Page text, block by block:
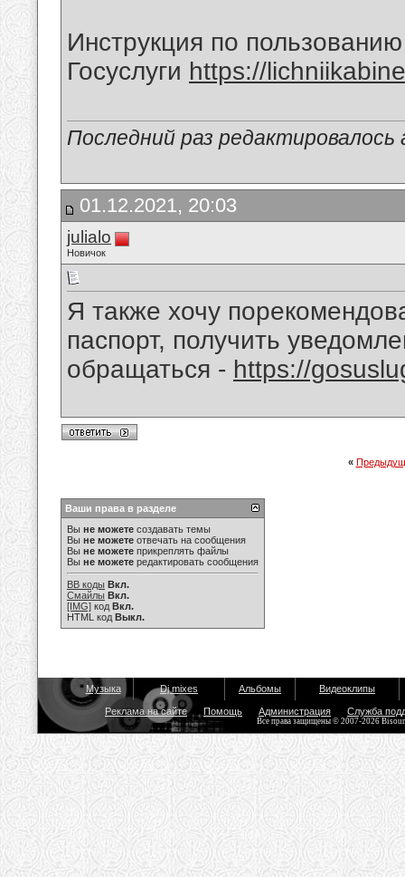
Инструкция по
Госуслуги https://
Последний раз редактировалось
01.12.2021, 20:03
julialo
Новичок
Я также хочу
паспорт, получить
обращаться - https://
«
Ваши права в разделе
Вы не можете создавать темы
Вы не можете отвечать на сообщения
Вы не можете прикреплять файлы
Вы не можете редактировать сообщения
BB коды Вкл.
Смайлы Вкл.
[IMG] код Вкл.
HTML код Выкл.
Музыка Dj mixes Альбомы Видеоклипы
Реклама на сайте Помощь Администрация Служба
Все права защищены © 2007-2026